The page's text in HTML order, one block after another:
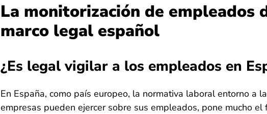
La monitorización de empleados
marco legal español
¿Es legal vigilar a los empleados en
En España, como país europeo, la normativa laboral entorno a
empresas pueden ejercer sobre sus empleados, pone mucho el